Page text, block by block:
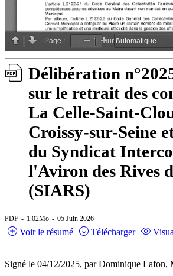
Délibération
sur le retrait des
La Celle-Saint-
Croissy-sur-Seine
du Syndicat
l'Aviron des Rives
(SIARS)
PDF 1.02Mo 05 Juin 2026
Voir le résumé Télécharger
Signé le 04/12/2025, par Dominique Lafon,